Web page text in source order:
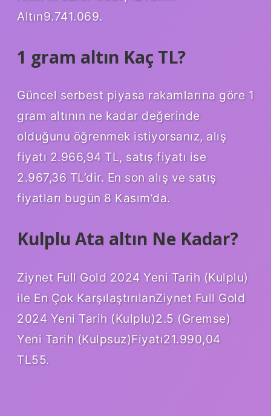
Altın9.741.069.
1 gram altın Kaç TL?
Güncel serbest piyasa rakamlarına göre 1
gram altının ne kadar değerinde
olduğunu öğrenmek istiyorsanız, alış
fiyatı 2.966,94 TL, satış fiyatı ise
2.967,36 TL’dir. En son alış ve satış
fiyatları bugün 8 Kasım’da.
Kulplu Ata altın Ne Kadar?
Ziynet Full Gold 2024 Yeni Tarih (Kulplu)
ile En Çok KarşılaştırılanZiynet Full Gold
2024 Yeni Tarih (Kulplu)2.5 (Gremse)
Yeni Tarih (Kulpsuz)Fiyatı21.990,04
TL55.